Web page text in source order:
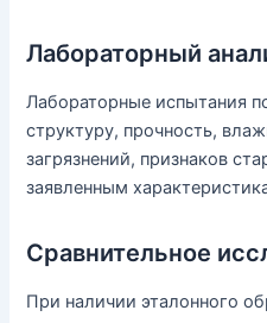
Лабораторный
Лабораторные испытания
структуру, прочность,
загрязнений, признаков
заявленным
Сравнительное
При наличии эталонного